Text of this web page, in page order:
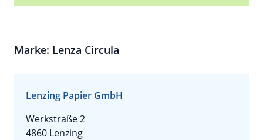
Marke: Lenza Circula
Lenzing Papier GmbH
Werkstraße 2
4860 Lenzing